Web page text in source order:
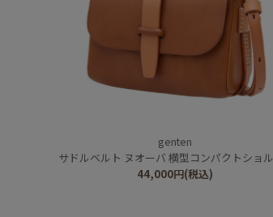
genten
サドルベルト ヌオーバ 横型コンパクトショルダーバッグ
44,000円(税込)